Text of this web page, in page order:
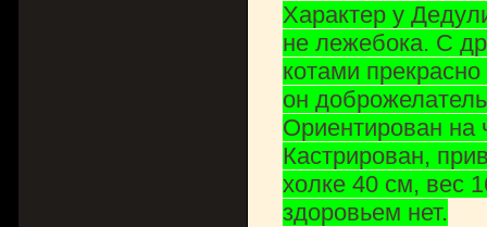
Харaктep у
не лежебока. С
котами
он
Ориентирован на
Кастрирован,
холке 40 см, вес
здоровьем нет.